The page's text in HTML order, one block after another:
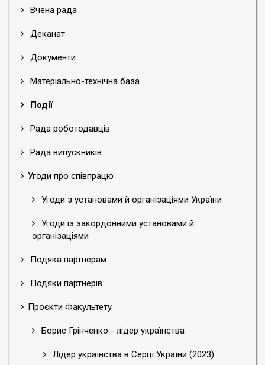
Вчена рада
Деканат
Документи
Матеріально-технічна база
Події
Рада роботодавців
Рада випускників
Угоди про співпрацю
Угоди з установами й організаціями України
Угоди із закордонними установами й
організаціями
Подяка партнерам
Подяки партнерів
Проєкти Факультету
Борис Грінченко - лідер українства
Лідер українства в Серці України (2023)